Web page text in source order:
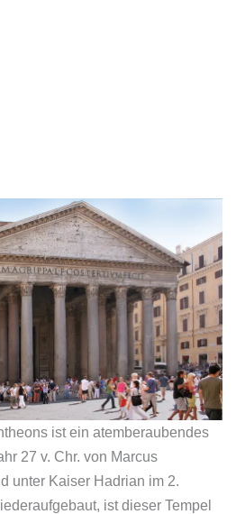
ist ein atemberaubendes
27 v. Chr. von Marcus
unter Kaiser Hadrian im 2.
ist dieser Tempel